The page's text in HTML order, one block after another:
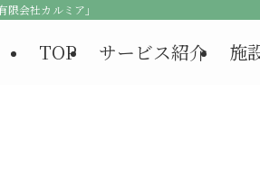
会社カルミア」
TOP サービス紹介 施